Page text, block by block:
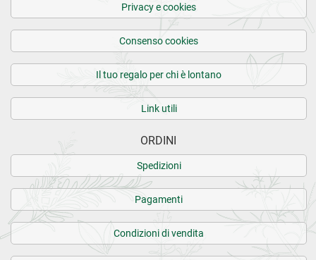
Privacy e cookies
Consenso cookies
Il tuo regalo per chi è lontano
Link utili
ORDINI
Spedizioni
Pagamenti
Condizioni di vendita